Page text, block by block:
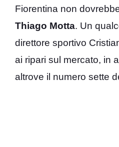
Fiorentina non
Thiago Motta. Un
direttore sportivo
ai ripari sul mercato, in
altrove il numero sette